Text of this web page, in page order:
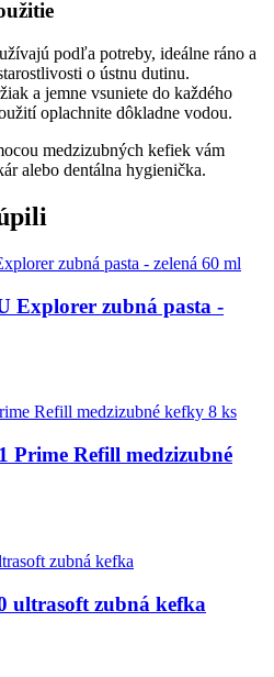
podľa potreby, ideálne ráno a
o ústnu dutinu.
a jemne vsuniete do každého
oplachnite dôkladne vodou.
medzizubných kefiek vám
alebo dentálna hygienička.
Explorer zubná pasta -
Prime Refill medzizubné
ultrasoft zubná kefka